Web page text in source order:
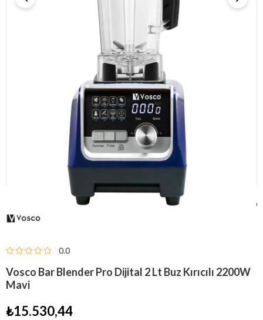
0.0
Vosco Bar Blender Pro Dijital 2 Lt Buz Kırıcılı 2200W
Mavi
₺15.530,44